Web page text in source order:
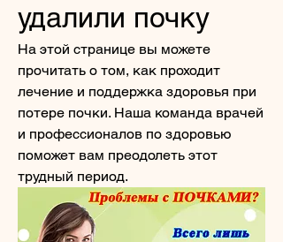
удалили почку
На этой странице вы можете
прочитать о том, как проходит
лечение и поддержка здоровья при
потере почки. Наша команда врачей
и профессионалов по здоровью
поможет вам преодолеть этот
трудный период.